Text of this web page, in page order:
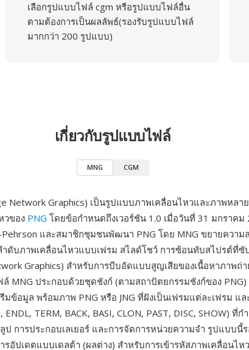
เลือกรูปแบบไฟล์ cgm หรือรูปแบบไฟล์อื่น
ตามต้องการเป็นผลลัพธ์(รองรับรูปแบบไฟล์
มากกว่า 200 รูปแบบ)
เกี่ยวกับรูปแบบไฟล์
MNG CGM
Network Graphics) เป็นรูปแบบภาพเคลื่อนไหวและภาพหล
วของ PNG โดยข้อกำหนดถึงเวอร์ชัน 1.0 เมื่อวันที่ 31 มกราค
Pehrson และสมาชิกชุมชนพัฒนา PNG โดย MNG ขยายความ
ำดับภาพเคลื่อนไหวแบบเฟรม สไลด์โชว์ การซ้อนทับสไปรต์ที่ซั
Graphics) สำหรับการบีบอัดแบบสูญเสียของเนื้อหาภาพถ่
ล์ MNG ประกอบด้วยชุดชังก์ (ตามสถาปัตยกรรมชังก์ของ
มข้อมูล พร้อมภาพ PNG หรือ JNG ที่ฝังเป็นเฟรมแต่ละเฟรม แ
ENDL, TERM, BACK, BASI, CLON, PAST, DISC, SHOW) ที่
ป การประกอบเลเยอร์ และการจัดการหน่วยความจำ รูปแบบนี้
รอัปเดตแบบเดลต้า (ผลต่าง) สำหรับการเข้ารหัสภาพเคลื่อนไ